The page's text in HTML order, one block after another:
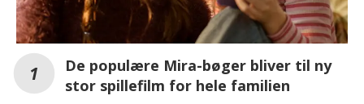
De populære Mira-bøger bliver til ny
stor spillefilm for hele familien